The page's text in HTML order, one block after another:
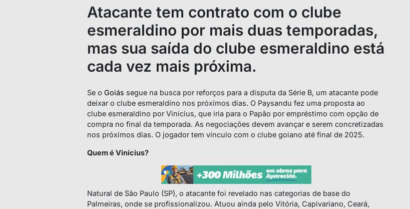
Atacante tem contrato com o clube
esmeraldino por mais duas temporadas,
mas sua saída do clube esmeraldino está
cada vez mais próxima.
Se o Goiás segue na busca por reforços para a disputa da Série B, um atacante pode
deixar o clube esmeraldino nos próximos dias. O Paysandu fez uma proposta ao
clube esmeraldino por Vinicius, que iria para o Papão por empréstimo com opção de
compra no final da temporada. As negociações devem avançar e serem concretizadas
nos próximos dias. O jogador tem vínculo com o clube goiano até final de 2025.
Quem é Vinícius?
Natural de São Paulo (SP), o atacante foi revelado nas categorias de base do
Palmeiras, onde se profissionalizou. Atuou ainda pelo Vitória, Capivariano, Ceará,